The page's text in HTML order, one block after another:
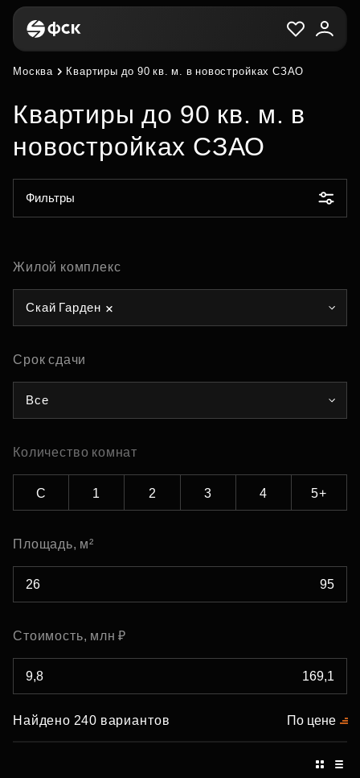
Москва Квартиры до 90 кв. м. в новостройках СЗАО
Квартиры до 90 кв. м. в
новостройках СЗАО
Фильтры
Жилой комплекс
Скай Гарден
Срок сдачи
Все
Количество комнат
С 1 2 3 4 5+
Площадь, м²
Стоимость, млн ₽
Найдено 240 вариантов По цене